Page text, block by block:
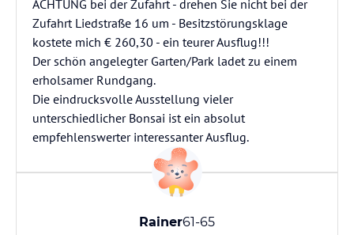
ACHTUNG bei der Zufahrt - drehen Sie nicht bei der
Zufahrt Liedstraße 16 um - Besitzstörungsklage
kostete mich € 260,30 - ein teurer Ausflug!!!
Der schön angelegter Garten/Park ladet zu einem
erholsamer Rundgang.
Die eindrucksvolle Ausstellung vieler
unterschiedlicher Bonsai ist ein absolut
empfehlenswerter interessanter Ausflug.
Rainer61-65